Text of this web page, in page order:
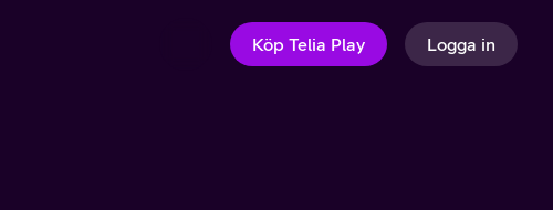
Köp Telia Play Logga in